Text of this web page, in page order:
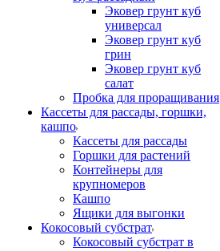
Эковер грунт куб
универсал
Эковер грунт куб
грин
Эковер грунт куб
салат
Пробка для проращивания
Кассеты для рассады, горшки,
кашпо
Кассеты для рассады
Горшки для растений
Контейнеры для
крупномеров
Кашпо
Ящики для выгонки
Кокосовый субстрат
Кокосовый субстрат в